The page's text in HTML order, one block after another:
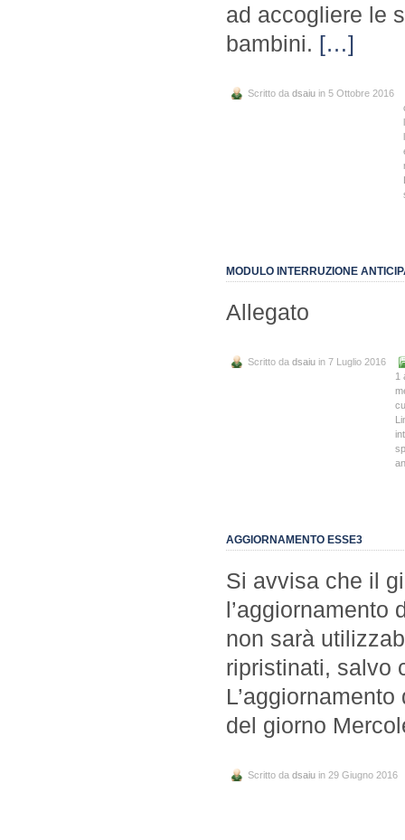
ad accogliere le
bambini. […]
Scritto da dsaiu in 5 Ottobre 2016
MODULO INTERRUZIONE
Allegato
Scritto da dsaiu in 7 Luglio 2016
1
AGGIORNAMENTO ESSE3
Si avvisa che il
l’aggiornamento
non sarà
ripristinati, salvo
del giorno
Scritto da dsaiu in 29 Giugno 2016